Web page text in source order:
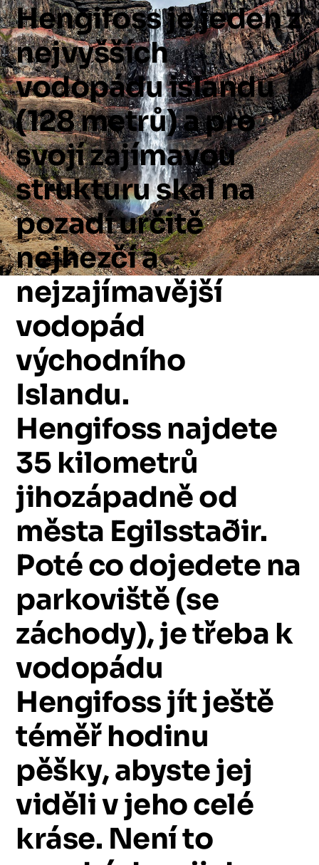
Hengifossjejedenz
nejvyšších
vodopáduislandu
(128metrů)apro
svojízajímavou
strukturuskalna
pozadíurčitě
nejhezčía
nejzajímavější
vodopád
východního
Islandu.
Hengifoss najdete
35 kilometrů
jihozápadněod
města Egilsstaðir.
Potécodojedete na
parkoviště(se
záchody),jetřeba k
vodopádu
Hengifossjítještě
téměř hodinu
pěšky,abystejej
vidělivjehocelé
kráse. Neníto